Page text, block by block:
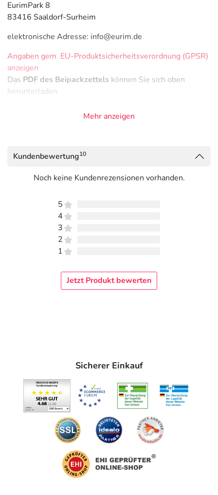
EurimPark 8
83416 Saaldorf-Surheim
elektronische Adresse: info@eurim.de
Angaben gem. EU-Produktsicherheitsverordnung (GPSR)
anzeigen
Das PDF des Beipackzettels können Sie sich oben
herunterladen.
Mehr anzeigen
Kundenbewertung10
Noch keine Kundenrezensionen vorhanden.
5
4
3
2
1
Jetzt Produkt bewerten
Sicherer Einkauf